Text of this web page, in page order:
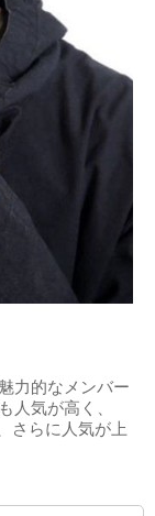
力的なメンバー
人気が高く、
さらに人気が上